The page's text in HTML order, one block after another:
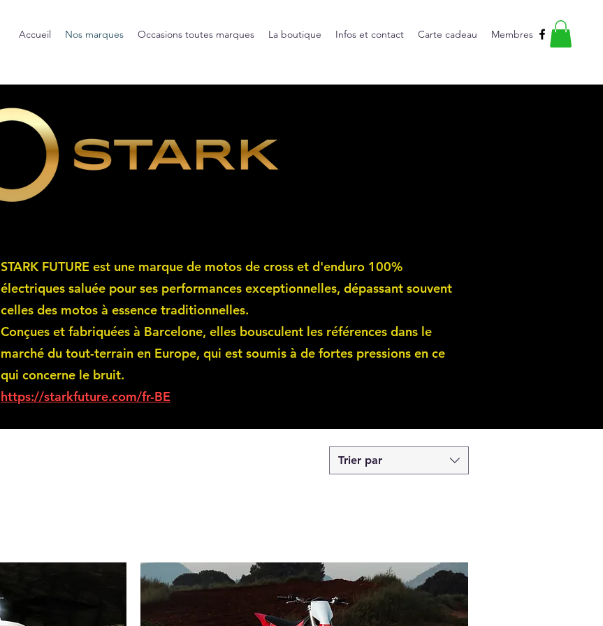
Accueil Nos marques Occasions toutes marques La boutique Infos et contact Carte cadeau Membres
STARK FUTURE est une marque de motos de cross et d'enduro 100%
électriques saluée pour ses performances exceptionnelles, dépassant souvent
celles des motos à essence traditionnelles.
Conçues et fabriquées à Barcelone, elles bousculent les références dans le
marché du tout-terrain en Europe, qui est soumis à de fortes pressions en ce
qui concerne le bruit.
https://starkfuture.com/fr-BE
Trier par